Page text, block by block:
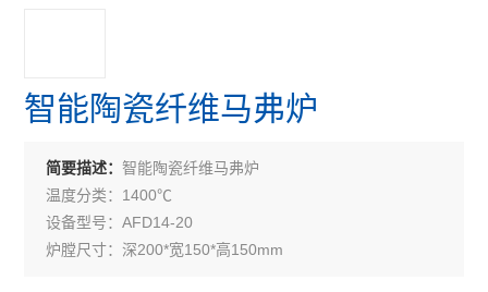
智能陶瓷纤维马弗炉
简要描述：智能陶瓷纤维马弗炉
温度分类：1400℃
设备型号：AFD14-20
炉膛尺寸：深200*宽150*高150mm